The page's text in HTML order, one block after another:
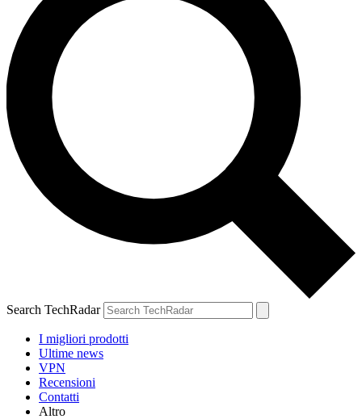
Search TechRadar
I migliori prodotti
Ultime news
VPN
Recensioni
Contatti
Altro